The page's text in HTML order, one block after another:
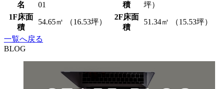
名
01
積
坪）
1F床面
積
54.65㎡ （16.53坪）
2F床面
積
51.34㎡ （15.53坪）
一覧へ戻る
BLOG